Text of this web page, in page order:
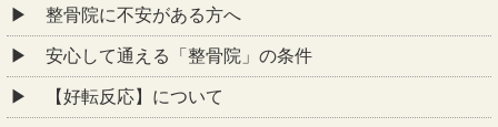
整骨院に不安がある方へ
安心して通える「整骨院」の条件
【好転反応】について